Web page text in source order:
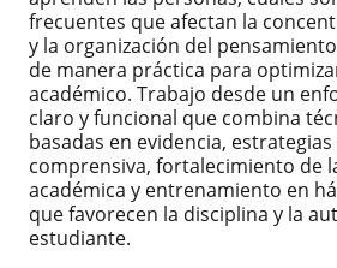
frecuentes que afectan la
y la organización del
de manera práctica para
académico. Trabajo desde un
claro y funcional que combina
basadas en evidencia,
comprensiva, fortalecimiento de
académica y entrenamiento en
que favorecen la disciplina y la
estudiante.